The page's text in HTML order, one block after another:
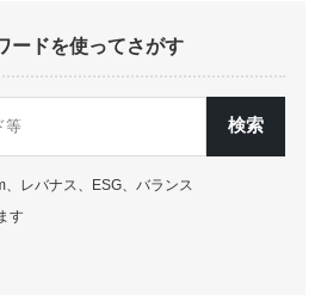
ードを使ってさがす
検索
レバナス、ESG、バランス
す